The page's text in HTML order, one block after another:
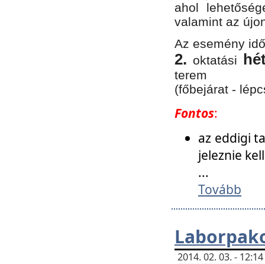
ahol
valamint az
Az esemény
2. oktatási
terem
(főbejárat -
Fontos:
az eddigi
jeleznie
...
Tovább
2014. 02. 03. -